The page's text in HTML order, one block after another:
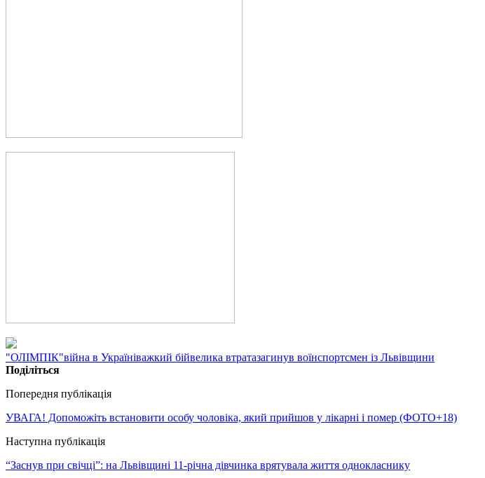
"ОЛІМПІК"війна в Україніважкий бійвелика втратазагинув воїнспортсмен із Львівщини
Поділіться
Попередня публікація
УВАГА! Допоможіть встановити особу чоловіка, який прийшов у лікарні і помер (ФОТО+18)
Наступна публікація
“Заснув при свічці”: на Львівщині 11-річна дівчинка врятувала життя однокласнику